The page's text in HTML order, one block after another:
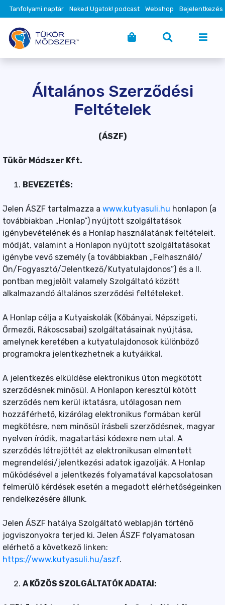
Tanfolyami naptár Neked Ugatok! podcast Webshop Bejelentkezés
Általános Szerződési
Feltételek
(ÁSZF)
Tükör Módszer Kft.
BEVEZETÉS:
Jelen ÁSZF tartalmazza a www.kutyasuli.hu honlapon (a
továbbiakban „Honlap”) nyújtott szolgáltatások
igénybevételének és a Honlap használatának feltételeit,
módját, valamint a Honlapon nyújtott szolgáltatásokat
igénybe vevő személy (a továbbiakban „Felhasználó/
Ön/Fogyasztó/Jelentkező/Kutyatulajdonos”) és a II.
pontban megjelölt valamely Szolgáltató között
alkalmazandó általános szerződési feltételeket.
A Honlap célja a Kutyaiskolák (Kőbányai, Népszigeti,
Őrmezői, Rákoscsabai) szolgáltatásainak nyújtása,
amelynek keretében a kutyatulajdonosok különböző
programokra jelentkezhetnek a kutyáikkal.
A jelentkezés elküldése elektronikus úton megkötött
szerződésnek minősül. A Honlapon keresztül kötött
szerződés nem kerül iktatásra, utólagosan nem
hozzáférhető, kizárólag elektronikus formában kerül
megkötésre, nem minősül írásbeli szerződésnek, magyar
nyelven íródik, magatartási kódexre nem utal. A
szerződés létrejöttét az elektronikusan elmentett
megrendelési/jelentkezési adatok igazolják. A Honlap
működésével a jelentkezés folyamatával kapcsolatosan
felmerülő kérdések esetén a megadott elérhetőségeinken
rendelkezésére állunk.
Jelen ÁSZF hatálya Szolgáltató weblapján történő
jogviszonyokra terjed ki. Jelen ÁSZF folyamatosan
elérhető a következő linken:
https://www.kutyasuli.hu/aszf.
A KÖZÖS SZOLGÁLTATÓK ADATAI: